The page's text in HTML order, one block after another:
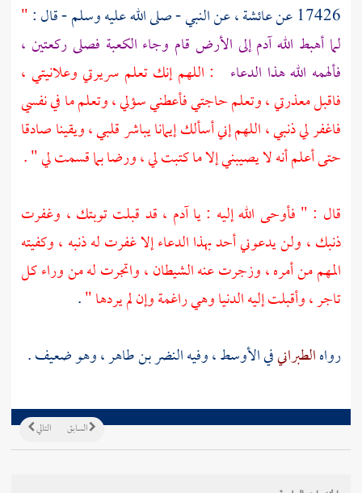
17426 عن
عائشة، عن النبي - صلى الله عليه وسلم - قال :"
لما أهبط اللهآدمإلى الأرض قام وجاء الكعبة فصلى ركعتين ،
فألهمه الله هذا الدعاء : اللهم إنك تعلم سريرتي وعلانيتي ،
فاقبل معذرتي ، وتعلم حاجتي فأعطني سؤلي ، وتعلم ما في نفسي
فاغفر لي ذنبي ، اللهم إني أسألك إيمانا يباشر قلبي ، ويقينا صادقا
حتى أعلم أنه لا يصيبني إلا ما كتبت لي ، ورضا بما قسمت لي " .
قال : " فأوحى الله إليه : ياآدم ، قد قبلت توبتك ، وغفرت
ذنبك ، ولن يدعوني أحد بهذا الدعاء إلا غفرت له ذنبه ، وكفيته
المهم من أمره ، وزجرت عنه الشيطان ، واتجرت له من وراء كل
تاجر ، وأقبلت إليه الدنيا وهي راغمة وإن لم يردها ".
رواهالطبرانيفي الأوسط ، وفيهالنضر بن طاهر، وهو ضعيف .
التالي السابق